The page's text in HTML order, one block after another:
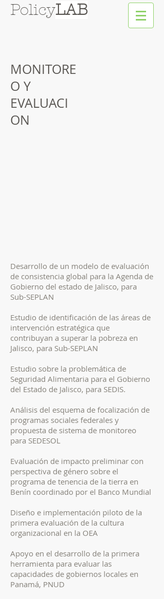
PolicyLAB
MONITORE
O Y
EVALUACI
ON
Desarrollo de un modelo de evaluación
de consistencia global para la Agenda de
Gobierno del estado de Jalisco, para
Sub-SEPLAN
Estudio de identificación de las áreas de
intervención estratégica que
contribuyan a superar la pobreza en
Jalisco, para Sub-SEPLAN
Estudio sobre la problemática de
Seguridad Alimentaria para el Gobierno
del Estado de Jalisco, para SEDIS.
Análisis del esquema de focalización de
programas sociales federales y
propuesta de sistema de monitoreo
para SEDESOL
Evaluación de impacto preliminar con
perspectiva de género sobre el
programa de tenencia de la tierra en
Benín coordinado por el Banco Mundial
Diseño e implementación piloto de la
primera evaluación de la cultura
organizacional en la OEA
Apoyo en el desarrollo de la primera
herramienta para evaluar las
capacidades de gobiernos locales en
Panamá, PNUD